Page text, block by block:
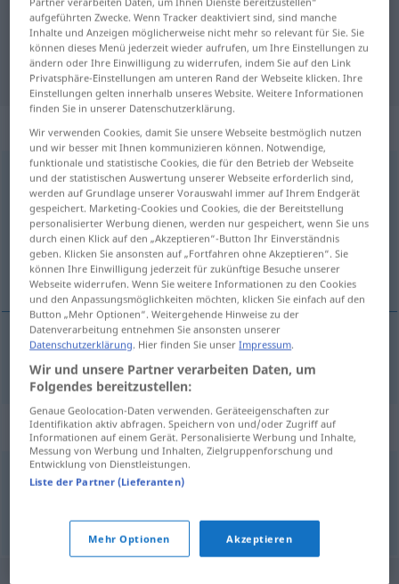
"desacautelado" Deutsch
Übersetzung
„desacautelado“
desacautelado [dɨzɜkautɨˈładu]
Übersicht aller Übersetzungen
(Für mehr Details die Übersetzung anklicken/antippen)
unvorsichtig
unvorsichtig desacautelado
Synonyme für "desacautelado"
estúrdio,imprudente,incauto
aufgeführten Zwecke. Wenn Tracker deaktiviert sind, sind manche
Inhalte und Anzeigen möglicherweise nicht mehr so relevant für Sie. Sie
können dieses Menü jederzeit wieder aufrufen, um Ihre Einstellungen zu
ändern oder Ihre Einwilligung zu widerrufen, indem Sie auf den Link
Privatsphäre-Einstellungen am unteren Rand der Webseite klicken. Ihre
Einstellungen gelten innerhalb unseres Website. Weitere Informationen
finden Sie in unserer Datenschutzerklärung.
Wir verwenden Cookies, damit Sie unsere Webseite bestmöglich nutzen
und wir besser mit Ihnen kommunizieren können. Notwendige,
funktionale und statistische Cookies, die für den Betrieb der Webseite
und der statistischen Auswertung unserer Webseite erforderlich sind,
werden auf Grundlage unserer Vorauswahl immer auf Ihrem Endgerät
gespeichert. Marketing-Cookies und Cookies, die der Bereitstellung
personalisierter Werbung dienen, werden nur gespeichert, wenn Sie uns
durch einen Klick auf den „Akzeptieren“-Button Ihr Einverständnis
geben. Klicken Sie ansonsten auf „Fortfahren ohne Akzeptieren“. Sie
können Ihre Einwilligung jederzeit für zukünftige Besuche unserer
Webseite widerrufen. Wenn Sie weitere Informationen zu den Cookies
und den Anpassungsmöglichkeiten möchten, klicken Sie einfach auf den
Button „Mehr Optionen“. Weitergehende Hinweise zu der
Datenverarbeitung entnehmen Sie ansonsten unserer
Datenschutzerklärung. Hier finden Sie unserImpressum.
Wir und unsere Partner verarbeiten Daten, um
Folgendes bereitzustellen:
Genaue Geolocation-Daten verwenden. Geräteeigenschaften zur
Identifikation aktiv abfragen. Speichern von und/oder Zugriff auf
Informationen auf einem Gerät. Personalisierte Werbung und Inhalte,
Messung von Werbung und Inhalten, Zielgruppenforschung und
Entwicklung von Dienstleistungen.
Liste der Partner (Lieferanten)
Mehr Optionen Akzeptieren